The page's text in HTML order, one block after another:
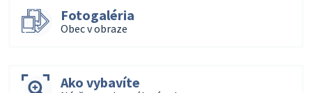
Fotogaléria
Obec v obraze
Ako vybavíte